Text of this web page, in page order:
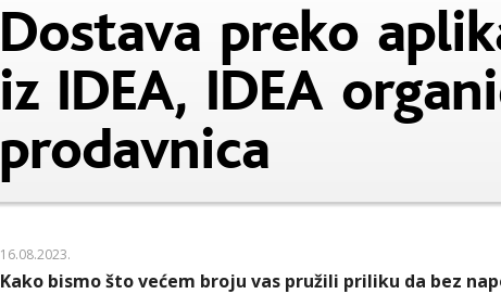
Dostava preko
iz IDEA, IDEA
prodavnica
16.08.2023.
Kako bismo što većem broju vas pružili priliku da bez